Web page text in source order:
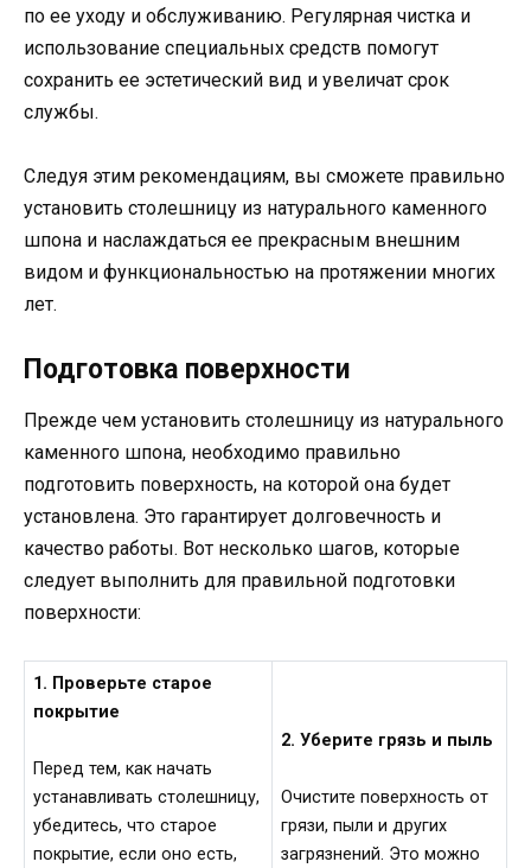
по ее уходу и обслуживанию. Регулярная чистка и
использование специальных средств помогут
сохранить ее эстетический вид и увеличат срок
службы.
Следуя этим рекомендациям, вы сможете правильно
установить столешницу из натурального каменного
шпона и наслаждаться ее прекрасным внешним
видом и функциональностью на протяжении многих
лет.
Подготовка поверхности
Прежде чем установить столешницу из натурального
каменного шпона, необходимо правильно
подготовить поверхность, на которой она будет
установлена. Это гарантирует долговечность и
качество работы. Вот несколько шагов, которые
следует выполнить для правильной подготовки
поверхности:
1. Проверьте старое
покрытие
Перед тем, как начать
устанавливать столешницу,
убедитесь, что старое
покрытие, если оно есть,
2. Уберите грязь и пыль
Очистите поверхность от
грязи, пыли и других
загрязнений. Это можно